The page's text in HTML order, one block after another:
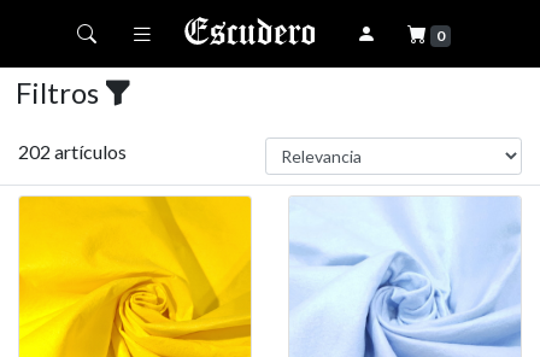
Toggle navigation 0
Filtros
202 artículos